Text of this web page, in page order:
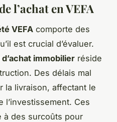
l’achat en VEFA
VEFA comporte des
est crucial d’évaluer.
immobilier réside
Des délais mal
la livraison, affectant le
l’investissement. Ces
à des surcoûts pour